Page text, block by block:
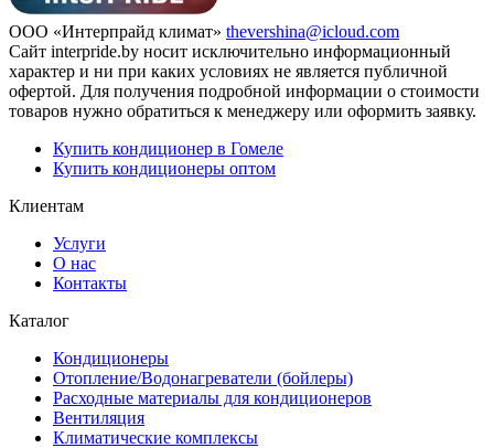
ООО «Интерпрайд климат» thevershina@icloud.com
Сайт interpride.by носит исключительно информационный
характер и ни при каких условиях не является публичной
офертой. Для получения подробной информации о стоимости
товаров нужно обратиться к менеджеру или оформить заявку.
Купить кондиционер в Гомеле
Купить кондиционеры оптом
Клиентам
Услуги
О нас
Контакты
Каталог
Кондиционеры
Отопление/Водонагреватели (бойлеры)
Расходные материалы для кондиционеров
Вентиляция
Климатические комплексы